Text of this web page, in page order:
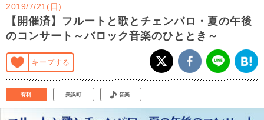
2019/7/21(日)
【開催済】フルートと歌とチェンバロ・夏の午後
のコンサート～バロック音楽のひととき～
キープする
有料 美浜町 音楽